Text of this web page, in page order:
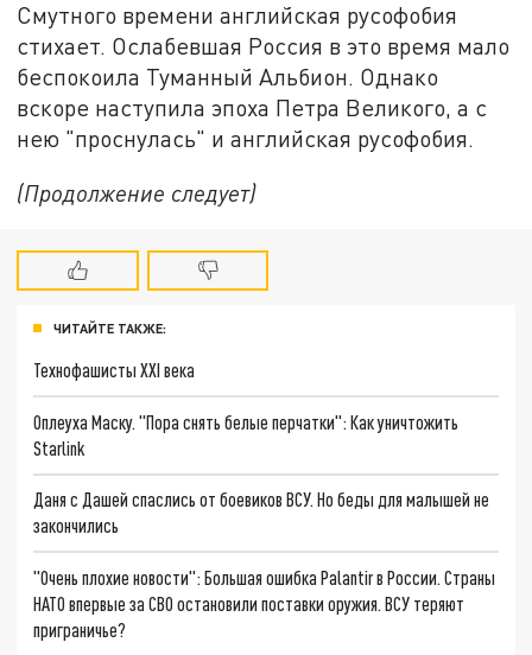
Смутного времени английская русофобия
стихает. Ослабевшая Россия в это время мало
беспокоила Туманный Альбион. Однако
вскоре наступила эпоха Петра Великого, а с
нею "проснулась" и английская русофобия.
(Продолжение следует)
ЧИТАЙТЕ ТАКЖЕ:
Технофашисты XXI века
Оплеуха Маску. "Пора снять белые перчатки": Как уничтожить
Starlink
Даня с Дашей спаслись от боевиков ВСУ. Но беды для малышей не
закончились
"Очень плохие новости": Большая ошибка Palantir в России. Страны
НАТО впервые за СВО остановили поставки оружия. ВСУ теряют
приграничье?